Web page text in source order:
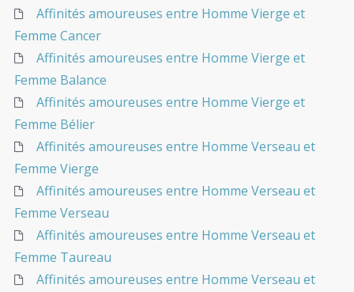
Affinités amoureuses entre Homme Vierge et
Femme Cancer
Affinités amoureuses entre Homme Vierge et
Femme Balance
Affinités amoureuses entre Homme Vierge et
Femme Bélier
Affinités amoureuses entre Homme Verseau et
Femme Vierge
Affinités amoureuses entre Homme Verseau et
Femme Verseau
Affinités amoureuses entre Homme Verseau et
Femme Taureau
Affinités amoureuses entre Homme Verseau et